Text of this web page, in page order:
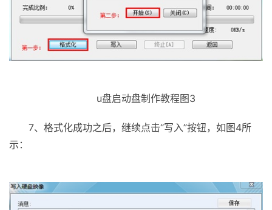
u盘启动盘制作教程图3
7、格式化成功之后，继续点击“写入”按钮，如图4所
示：